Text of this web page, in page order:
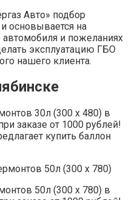
Авто» подбор
основывается на
автомобиля и пожеланиях
эксплуатацию ГБО
нашего клиента.
30л (300 х 480) в
заказе от 1000 рублей!
купить баллон
50л (300 х 780) в